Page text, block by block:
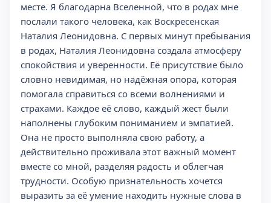
месте. Я благодарна Вселенной, что в родах мне
послали такого человека, как Воскресенская
Наталия Леонидовна. С первых минут пребывания
в родах, Наталия Леонидовна создала атмосферу
спокойствия и уверенности. Её присутствие было
словно невидимая, но надёжная опора, которая
помогала справиться со всеми волнениями и
страхами. Каждое её слово, каждый жест были
наполнены глубоким пониманием и эмпатией.
Она не просто выполняла свою работу, а
действительно проживала этот важный момент
вместе со мной, разделяя радость и облегчая
трудности. Особую признательность хочется
выразить за её умение находить нужные слова в